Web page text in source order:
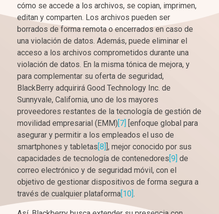
cómo se accede a los archivos, se copian, imprimen,
editan y comparten. Los archivos pueden ser
borrados de forma remota o encerrados en caso de
una violación de datos. Además, puede eliminar el
acceso a los archivos comprometidos durante una
violación de datos. En la misma tónica de mejora, y
para complementar su oferta de seguridad,
BlackBerry adquirirá Good Technology Inc. de
Sunnyvale, California, uno de los mayores
proveedores restantes de la tecnología de gestión de
movilidad empresarial (EMM)[7] [enfoque global para
asegurar y permitir a los empleados el uso de
smartphones y tabletas[8]], mejor conocido por sus
capacidades de tecnología de contenedores[9] de
correo electrónico y de seguridad móvil, con el
objetivo de gestionar dispositivos de forma segura a
través de cualquier plataforma[10].